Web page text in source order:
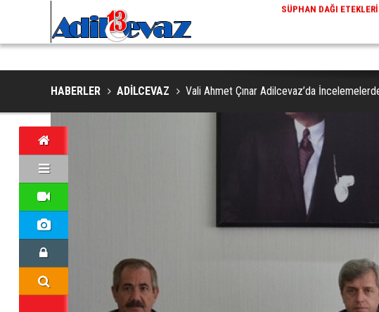
NESLI TEHLIKE ALTINDAKI VAŞAK GÖRÜNTÜLENDI
HABERLER ADİLCEVAZ Vali Ahmet Çınar Adilcevaz’da